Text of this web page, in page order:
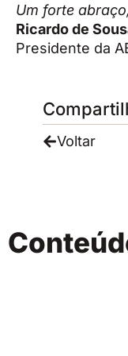
Um forte abraço,
Ricardo de
Presidente da
Voltar